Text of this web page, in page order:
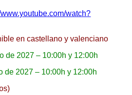
www.youtube.com/watch?
en castellano y valenciano
de 2027 – 10:00h y 12:00h
de 2027 – 10:00h y 12:00h